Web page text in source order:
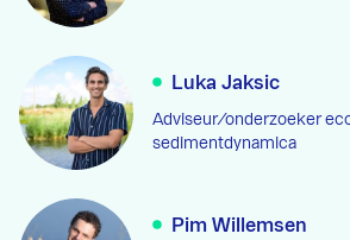
Luka Jaksic
Adviseur/onderzoeker
sedimentdynamica
Pim Willemsen